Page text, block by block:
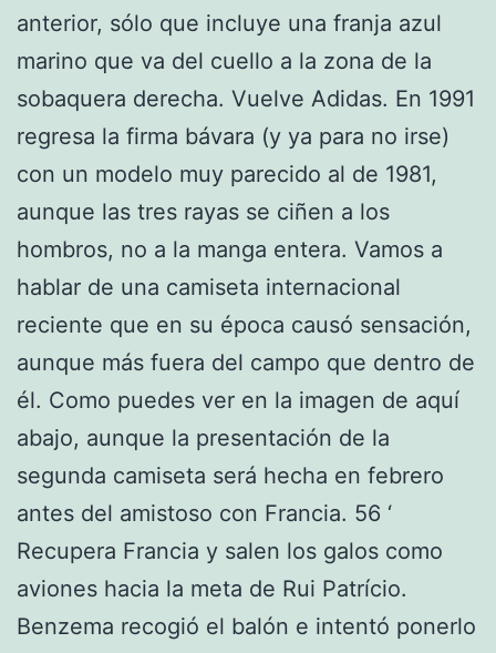
anterior, sólo que incluye una franja azul
marino que va del cuello a la zona de la
sobaquera derecha. Vuelve Adidas. En 1991
regresa la firma bávara (y ya para no irse)
con un modelo muy parecido al de 1981,
aunque las tres rayas se ciñen a los
hombros, no a la manga entera. Vamos a
hablar de una camiseta internacional
reciente que en su época causó sensación,
aunque más fuera del campo que dentro de
él. Como puedes ver en la imagen de aquí
abajo, aunque la presentación de la
segunda camiseta será hecha en febrero
antes del amistoso con Francia. 56 ‘
Recupera Francia y salen los galos como
aviones hacia la meta de Rui Patrício.
Benzema recogió el balón e intentó ponerlo